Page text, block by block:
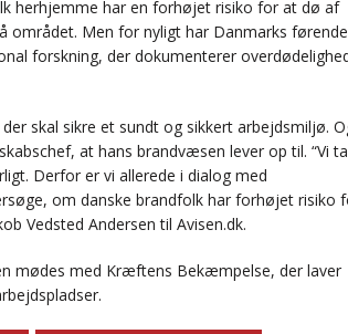
herhjemme har en forhøjet risiko for at dø af
Men for nyligt har Danmarks førende
forskning, der dokumenterer
skal sikre et sundt og sikkert arbejdsmiljø.
at hans brandvæsen lever op til. “Vi
Derfor er vi allerede i dialog med
om danske brandfolk har forhøjet risiko
Vedsted Andersen til Avisen.dk.
mødes med Kræftens Bekæmpelse, der laver